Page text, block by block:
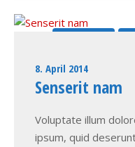
8. April 2014
Senserit nam
Voluptate illum
ipsum, quid